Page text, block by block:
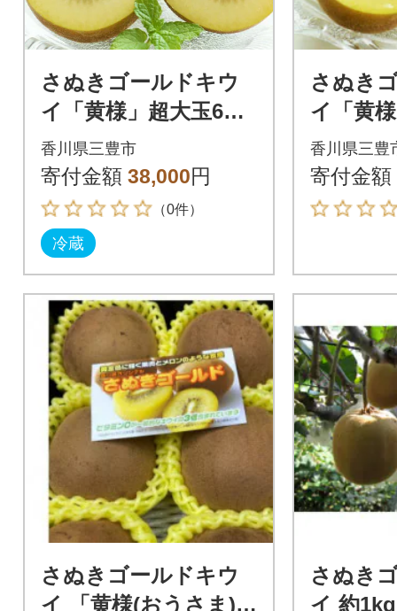
さぬきゴールドキウ
イ「黄様」超大玉6個
入り×2箱
香川県三豊市
寄付金額 38,000円
（0件）
冷蔵
さぬき
イ「黄
香川県三豊
寄付金額
さぬきゴールドキウ
イ 「黄様(おうさま)」
さぬき
イ 約1kg